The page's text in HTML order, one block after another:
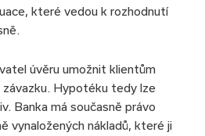
které vedou k rozhodnutí
úvěru umožnit klientům
závazku. Hypotéku tedy lze
Banka má současně právo
vynaložených nákladů, které ji